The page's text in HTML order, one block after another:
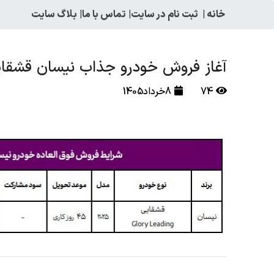
خانه | ثبت نام در سایت| تماس با ما| بلاگ سایت
آغاز فروش خودرو جذاب نیسان قشقایی ۲۰۲۵ + شرایط ویژه
74 8خرداد1405